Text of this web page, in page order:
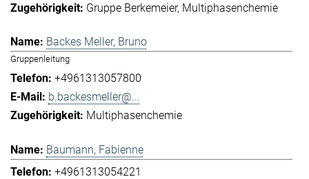
Gruppe Berkemeier Multiphasenchemie
Backes Meller, Bruno
Gruppenleitung
+4961313057800
b.backesmeller@...
Multiphasenchemie
Baumann, Fabienne
+4961313054221